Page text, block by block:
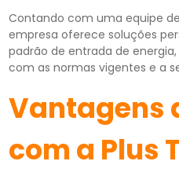
Contando com uma equipe
empresa oferece soluções
padrão de entrada de
com as normas vigentes e a
Vantagens
com a Plus